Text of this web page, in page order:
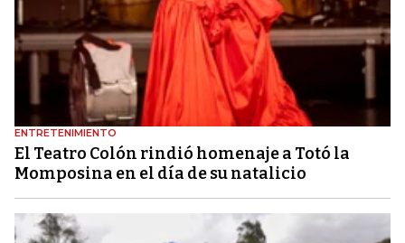
ENTRETENIMIENTO
El Teatro Colón rindió homenaje a Totó la
Momposina en el día de su natalicio